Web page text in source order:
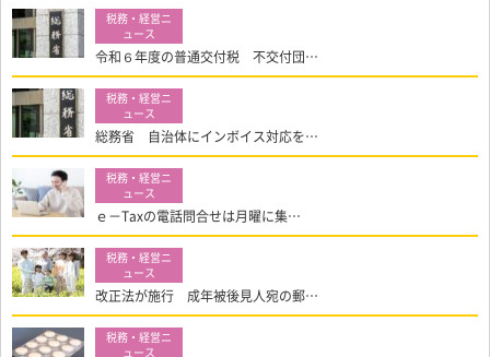
令和６年度の普通交付税 不交付団…
総務省 自治体にインボイス対応を…
ｅ－Taxの電話問合せは月曜に集…
改正法が施行 成年被後見人宛の郵…